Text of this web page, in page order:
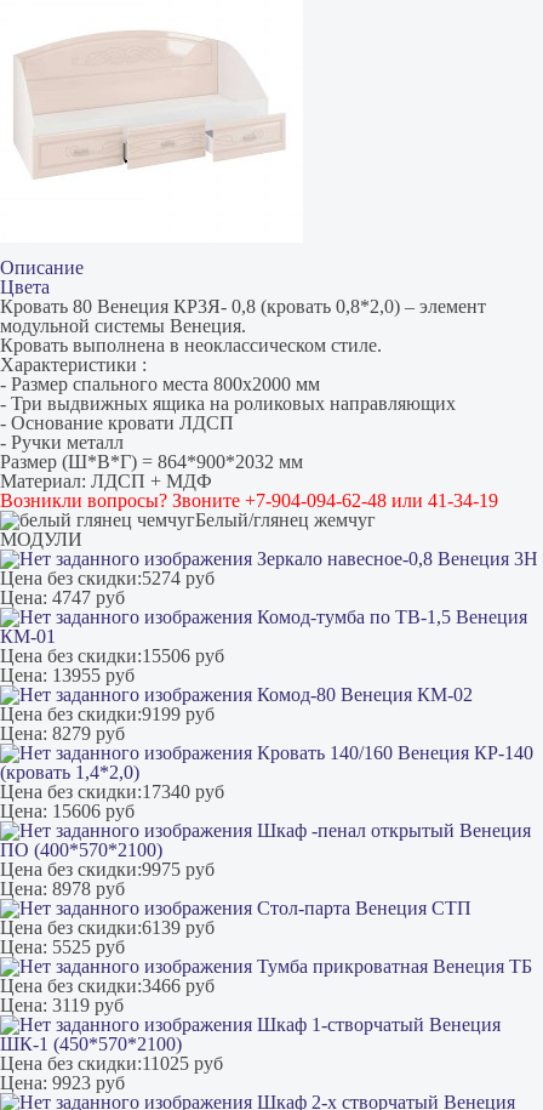
Описание
Цвета
Кровать 80 Венеция КР3Я- 0,8 (кровать 0,8*2,0) – элемент
модульной системы Венеция.
Кровать выполнена в неоклассическом стиле.
Характеристики :
- Размер спального места 800х2000 мм
- Три выдвижных ящика на роликовых направляющих
- Основание кровати ЛДСП
- Ручки металл
Размер (Ш*В*Г) = 864*900*2032 мм
Материал: ЛДСП + МДФ
Возникли вопросы? Звоните +7-904-094-62-48 или 41-34-19
Белый/глянец жемчуг
МОДУЛИ
Зеркало навесное-0,8 Венеция 3Н
Цена без скидки:5274 руб
Цена: 4747 руб
Комод-тумба по ТВ-1,5 Венеция
КМ-01
Цена без скидки:15506 руб
Цена: 13955 руб
Комод-80 Венеция КМ-02
Цена без скидки:9199 руб
Цена: 8279 руб
Кровать 140/160 Венеция КР-140
(кровать 1,4*2,0)
Цена без скидки:17340 руб
Цена: 15606 руб
Шкаф -пенал открытый Венеция
ПО (400*570*2100)
Цена без скидки:9975 руб
Цена: 8978 руб
Стол-парта Венеция СТП
Цена без скидки:6139 руб
Цена: 5525 руб
Тумба прикроватная Венеция ТБ
Цена без скидки:3466 руб
Цена: 3119 руб
Шкаф 1-створчатый Венеция
ШК-1 (450*570*2100)
Цена без скидки:11025 руб
Цена: 9923 руб
Шкаф 2-х створчатый Венеция